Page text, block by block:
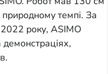
темпі. За
року, ASIMO